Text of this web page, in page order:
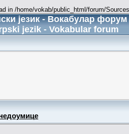
in /home/vokab/public_html/forum/
језик - Вокабулар форум
jezik - Vokabular forum